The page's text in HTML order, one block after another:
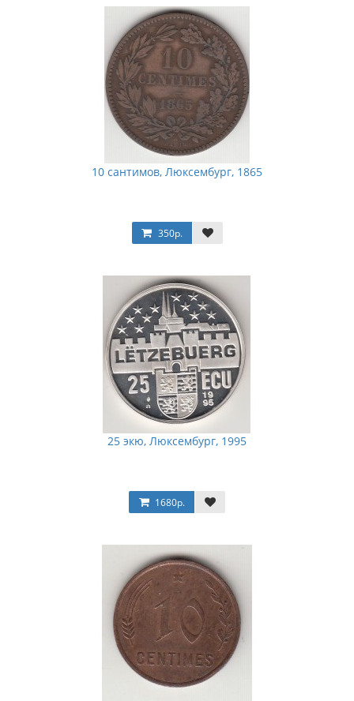
10 сантимов, Люксембург, 1865
350р.
25 экю, Люксембург, 1995
1680р.